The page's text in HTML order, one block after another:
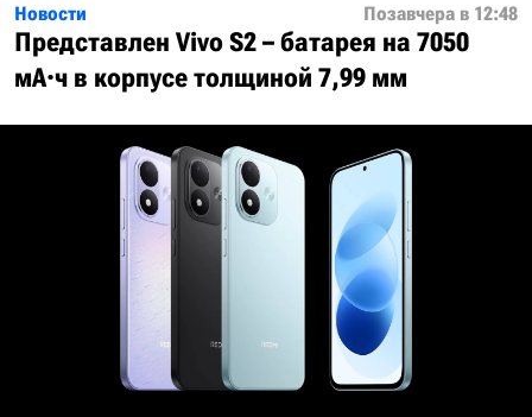
Новости Позавчера в 12:48
Представлен Vivo S2 – батарея на 7050
мА·ч в корпусе толщиной 7,99 мм